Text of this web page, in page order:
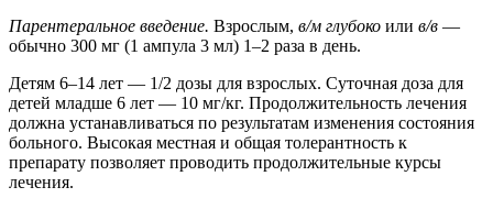
Парентеральное введение. Взрослым, в/м глубоко или в/в —
обычно 300 мг (1 ампула 3 мл) 1–2 раза в день.
Детям 6–14 лет — 1/2 дозы для взрослых. Суточная доза для
детей младше 6 лет — 10 мг/кг. Продолжительность лечения
должна устанавливаться по результатам изменения состояния
больного. Высокая местная и общая толерантность к
препарату позволяет проводить продолжительные курсы
лечения.